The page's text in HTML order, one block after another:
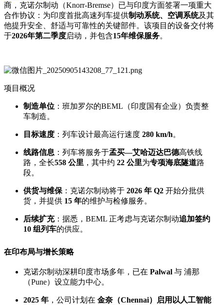
商，克诺尔制动（Knorr-Bremse）已与印度方面签署一项重大
合作协议：为印度首批高速列车提供制动系统、空调系统及其
他提升安全、舒适与可靠性的关键部件。该项目的设备交付将
于2026年第二季度启动，并包含15年维保服务。
项目概况
制造单位 ：班加罗尔的BEML（印度国有企业）负责整
车制造。
目标速度 ：列车设计最高运行速度 280 km/h。
线路信息 ：列车将服务于孟买—艾哈迈达巴德高铁线
路，全长558 公里 ，其中约 22 公里为专项海底隧道路
段。
供货与维保 ：克诺尔制动将于 2026 年 Q2 开始分批供
货，并提供 15 年的维护与检修服务。
后续扩充：据悉，BEML 正考虑与克诺尔制动追加签约
10 组列车的供应。
在印布局与增长策略
克诺尔制动深耕印度市场多年，已在 Palwal 与 浦那
（Pune）设立能力中心。
2025 年 ，公司计划在 金奈（Chennai）启用以人工智能